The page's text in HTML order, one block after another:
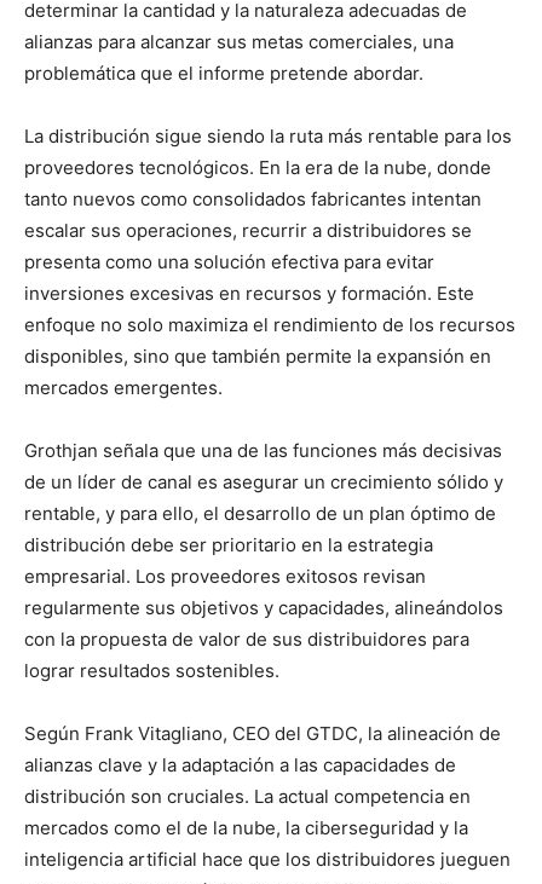
determinar la cantidad y la naturaleza adecuadas de
alianzas para alcanzar sus metas comerciales, una
problemática que el informe pretende abordar.
La distribución sigue siendo la ruta más rentable para los
proveedores tecnológicos. En la era de la nube, donde
tanto nuevos como consolidados fabricantes intentan
escalar sus operaciones, recurrir a distribuidores se
presenta como una solución efectiva para evitar
inversiones excesivas en recursos y formación. Este
enfoque no solo maximiza el rendimiento de los recursos
disponibles, sino que también permite la expansión en
mercados emergentes.
Grothjan señala que una de las funciones más decisivas
de un líder de canal es asegurar un crecimiento sólido y
rentable, y para ello, el desarrollo de un plan óptimo de
distribución debe ser prioritario en la estrategia
empresarial. Los proveedores exitosos revisan
regularmente sus objetivos y capacidades, alineándolos
con la propuesta de valor de sus distribuidores para
lograr resultados sostenibles.
Según Frank Vitagliano, CEO del GTDC, la alineación de
alianzas clave y la adaptación a las capacidades de
distribución son cruciales. La actual competencia en
mercados como el de la nube, la ciberseguridad y la
inteligencia artificial hace que los distribuidores jueguen